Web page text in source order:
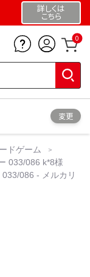
詳しくは
こちら
0
変更
ドゲーム
033/086 k*8様
033/086 - メルカリ